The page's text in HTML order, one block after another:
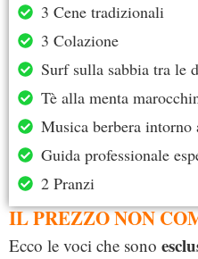
3 Cene tradizionali
3 Colazione
Surf sulla sabbia tra le
Tè alla menta
Musica berbera intorno
Guida professionale
2 Pranzi
IL PREZZO NON
Ecco le voci che sono